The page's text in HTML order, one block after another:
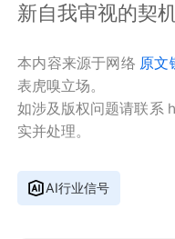
新自我审视的契机
本内容来源于网络 原文
表虎嗅立场。
如涉及版权问题请联系
实并处理。
AI行业信号